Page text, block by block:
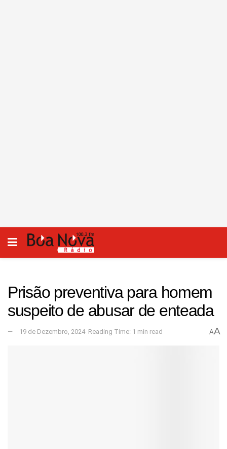
Prisão preventiva para homem
suspeito de abusar de enteada
19 de Dezembro, 2024 Reading Time: 1 min read AA